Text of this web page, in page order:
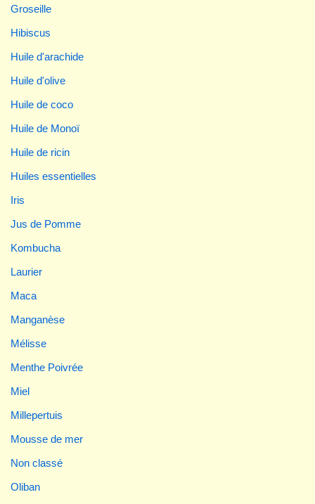
Groseille
Hibiscus
Huile d'arachide
Huile d'olive
Huile de coco
Huile de Monoï
Huile de ricin
Huiles essentielles
Iris
Jus de Pomme
Kombucha
Laurier
Maca
Manganèse
Mélisse
Menthe Poivrée
Miel
Millepertuis
Mousse de mer
Non classé
Oliban